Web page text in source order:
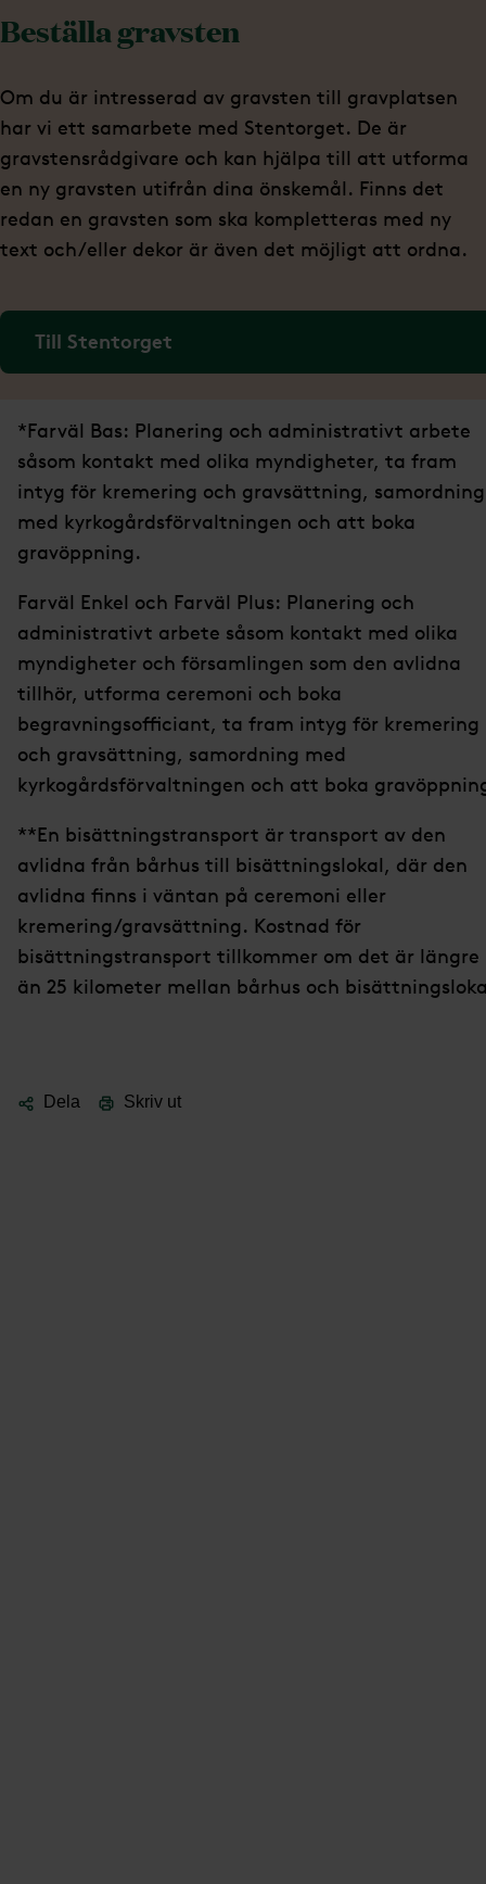
Beställa gravsten
Om du är intresserad av gravsten till gravplatsen
har vi ett samarbete med Stentorget. De är
gravstensrådgivare och kan hjälpa till att utforma
en ny gravsten utifrån dina önskemål. Finns det
redan en gravsten som ska kompletteras med ny
text och/eller dekor är även det möjligt att ordna.
Till Stentorget
*Farväl Bas: Planering och administrativt arbete
såsom kontakt med olika myndigheter, ta fram
intyg för kremering och gravsättning, samordning
med kyrkogårdsförvaltningen och att boka
gravöppning.
Farväl Enkel och Farväl Plus: Planering och
administrativt arbete såsom kontakt med olika
myndigheter och församlingen som den avlidna
tillhör, utforma ceremoni och boka
begravningsofficiant, ta fram intyg för kremering
och gravsättning, samordning med
kyrkogårdsförvaltningen och att boka
**En bisättningstransport är transport av den
avlidna från bårhus till bisättningslokal, där den
avlidna finns i väntan på ceremoni eller
kremering/gravsättning. Kostnad för
bisättningstransport tillkommer om det är längre
än 25 kilometer mellan bårhus och
Dela Skriv ut